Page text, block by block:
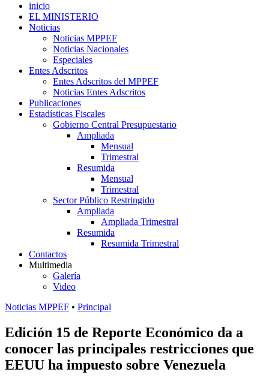
inicio
EL MINISTERIO
Noticias
Noticias MPPEF
Noticias Nacionales
Especiales
Entes Adscritos
Entes Adscritos del MPPEF
Noticias Entes Adscritos
Publicaciones
Estadísticas Fiscales
Gobierno Central Presupuestario
Ampliada
Mensual
Trimestral
Resumida
Mensual
Trimestral
Sector Público Restringido
Ampliada
Ampliada Trimestral
Resumida
Resumida Trimestral
Contactos
Multimedia
Galería
Video
Noticias MPPEF • Principal
Edición 15 de Reporte Económico da a
conocer las principales restricciones que
EEUU ha impuesto sobre Venezuela